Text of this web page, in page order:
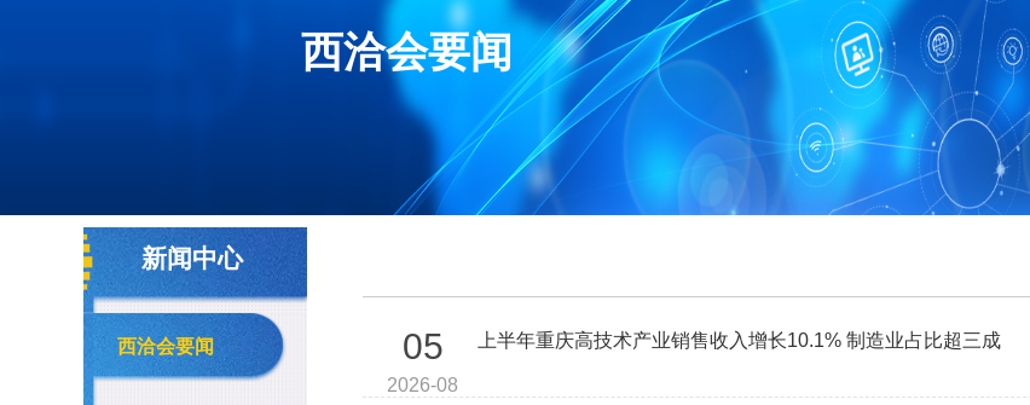
日程安排
视频新闻
图片新闻
展商动态
媒体视界
参展问答
参展服务
招展服务
展商活动
历届展商活动
第七届西洽会
第六届西洽会
第五届西洽会
第四届西洽会
第二届西洽会
西洽会要闻
新闻中心
西洽会要闻 05
2026-08
上半年重庆高技术产业销售收入增长10.1% 制造业占比超三成